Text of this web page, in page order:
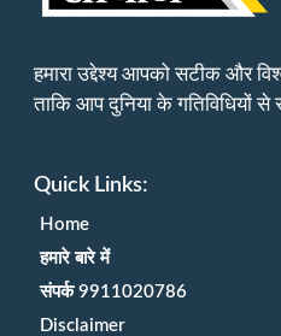
हमारा उद्देश्य आपको सटीक और
ताकि आप दुनिया के गतिविधियों
Quick Links:
Home
हमारे बारे में
संपर्क 9911020786
Disclaimer